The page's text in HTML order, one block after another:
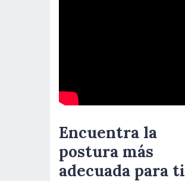
Encuentra la
postura más
adecuada para ti